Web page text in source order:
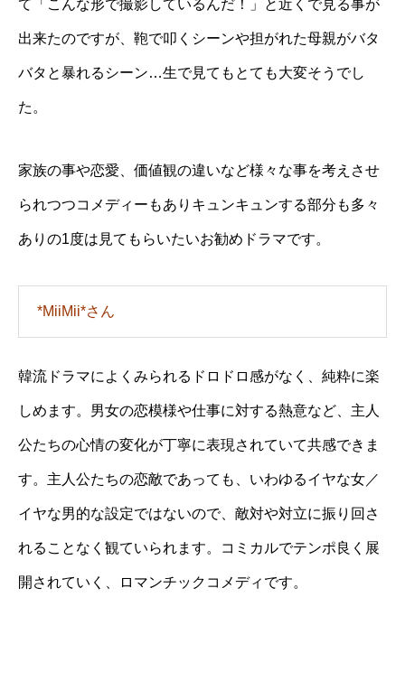
て「こんな形で撮影しているんだ！」と近くで見る事が
出来たのですが、鞄で叩くシーンや担がれた母親がバタ
バタと暴れるシーン…生で見てもとても大変そうでし
た。
家族の事や恋愛、価値観の違いなど様々な事を考えさせ
られつつコメディーもありキュンキュンする部分も多々
ありの1度は見てもらいたいお勧めドラマです。
*MiiMii*さん
韓流ドラマによくみられるドロドロ感がなく、純粋に楽
しめます。男女の恋模様や仕事に対する熱意など、主人
公たちの心情の変化が丁寧に表現されていて共感できま
す。主人公たちの恋敵であっても、いわゆるイヤな女／
イヤな男的な設定ではないので、敵対や対立に振り回さ
れることなく観ていられます。コミカルでテンポ良く展
開されていく、ロマンチックコメディです。